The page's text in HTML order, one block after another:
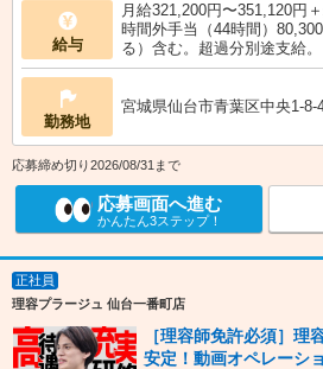
給与
月給321,200円〜351,120
時間外手当（44時間）
る）含む。超過分別途支給
勤務地
宮城県仙台市青葉区中央1-
応募締め切り2026/08/31まで
応募画面へ進む
かんたん3ステップ！
正社員
理容プラージュ 仙台一番町店
［理容師免許必須］
安定！動画オペレーシ